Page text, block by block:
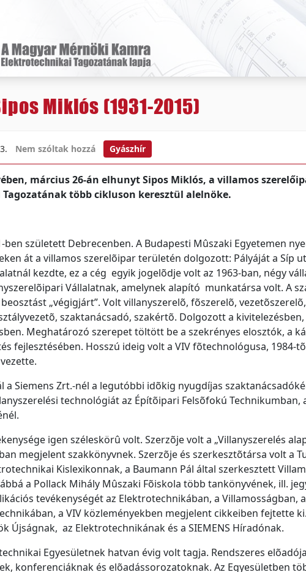
Miklós (1931-2015)
Nem szóltak hozzá Gyászhír
március 26-án elhunyt Sipos Miklós, a villamos
több cikluson keresztül alelnöke.
ben született Debrecenben. A Budapesti Mûszaki Egyetemen
át a villamos szerelõipar területén dolgozott: Pályáját a Síp
kezdte, ez a cég egyik jogelõdje volt az 1963-ban, négy
Vállalatnak, amelynek alapító munkatársa volt. A
„végigjárt”. Volt villanyszerelõ, fõszerelõ,
szaktanácsadó, szakértõ. Dolgozott a
Meghatározó szerepet töltött be a szekrényes elosztók, a
fejlesztésében. Hosszú ideig volt a VIV fõtechnológusa, 1984-
a Siemens Zrt.-nél a legutóbbi idõkig nyugdíjas
technológiát az Építõipari Felsõfokú Technikumban,
igen széleskörû volt. Szerzõje volt a „Villanyszerelés
megjelent szakkönyvnek. Szerzõje és szerkesztõtársa volt a
Kislexikonnak, a Baumann Pál által szerkesztett
a Pollack Mihály Mûszaki Fõiskola több tankönyvének, ill.
tevékenységét az Elektrotechnikában, a Villamosságban,
a VIV közleményekben megjelent cikkeiben fejtette
Újságnak, az Elektrotechnikának és a SIEMENS Híradónak.
Egyesületnek hatvan évig volt tagja. Rendszeres
konferenciáknak és elõadássorozatoknak. Az Egyesületben